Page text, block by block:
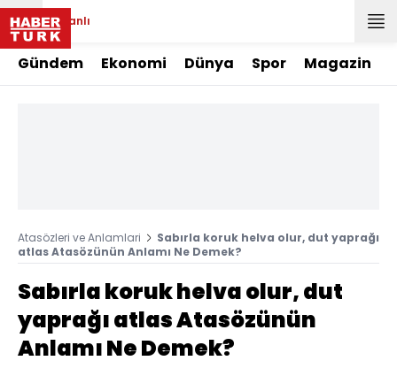
Canlı
Gündem Ekonomi Dünya Spor Magazin
Atasözleri ve Anlamlari
Sabırla koruk helva olur, dut yaprağı
atlas Atasözünün Anlamı Ne Demek?
Sabırla koruk helva olur, dut
yaprağı atlas Atasözünün
Anlamı Ne Demek?